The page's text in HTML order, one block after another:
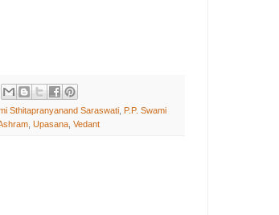
Sthitapranyanand Saraswati P.P. Swami
Upasana Vedant